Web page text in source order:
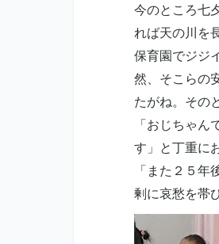
今のところ七
れば天の川を
保育園でジジ
然、そこらの
たがね。その
「おじちゃ
す」と丁重に
「また２５
剰に哀愁を帯